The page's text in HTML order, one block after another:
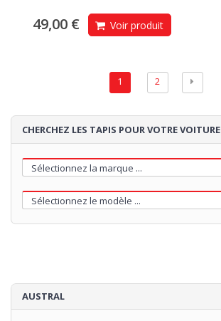
49,00 € Voir produit
1 2
CHERCHEZ LES TAPIS POUR VOTRE VOITURE
AUSTRAL